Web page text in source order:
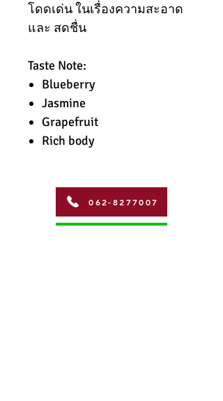
โดดเด่น ในเรื่องความสะอาด
และ สดชื่น
Taste Note:
Blueberry
Jasmine
Grapefruit
Rich body
062-8277007